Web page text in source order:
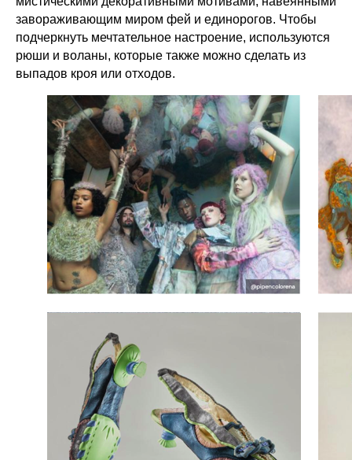
завораживающим миром фей и единорогов. Чтобы
подчеркнуть мечтательное настроение, используются
рюши и воланы, которые также можно сделать из
выпадов кроя или отходов.